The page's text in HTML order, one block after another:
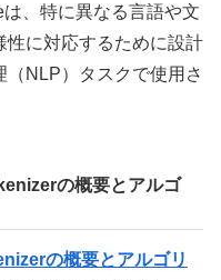
、特に異なる言語や文
性に対応するために設計
NLP）タスクで使用さ
の概要とアルゴ
の概要とアルゴリ